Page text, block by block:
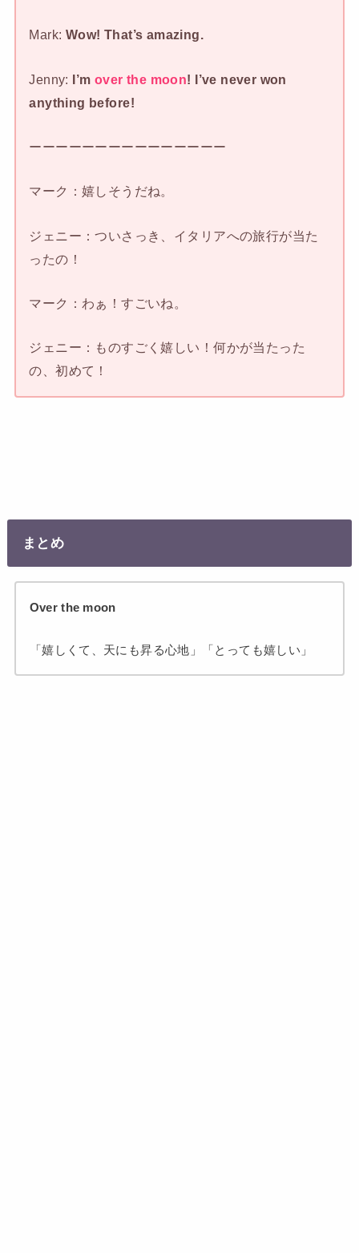
Mark: Wow! That’s amazing.
Jenny: I’m over the moon! I’ve never won
anything before!
ーーーーーーーーーーーーーーー
マーク：嬉しそうだね。
ジェニー：ついさっき、イタリアへの旅行が当た
ったの！
マーク：わぁ！すごいね。
ジェニー：ものすごく嬉しい！何かが当たった
の、初めて！
まとめ
Over the moon
「嬉しくて、天にも昇る心地」「とっても嬉しい」